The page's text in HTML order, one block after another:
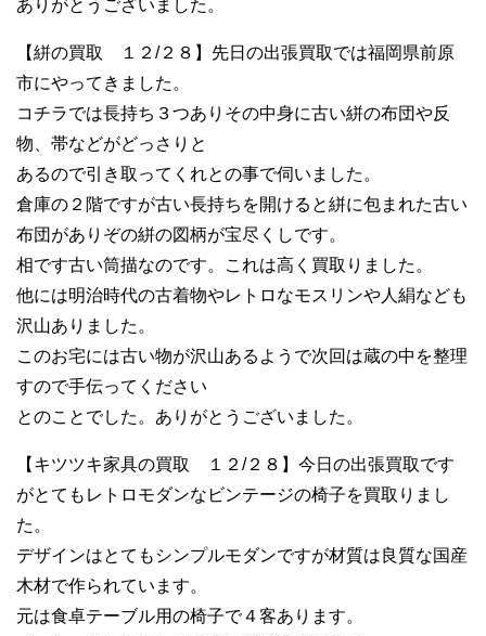
ありがとうございました。
【絣の買取 １２/２８】先日の出張買取では福岡県前原
市にやってきました。
コチラでは長持ち３つありその中身に古い絣の布団や反
物、帯などがどっさりと
あるので引き取ってくれとの事で伺いました。
倉庫の２階ですが古い長持ちを開けると絣に包まれた古い
布団がありぞの絣の図柄が宝尽くしです。
相です古い筒描なのです。これは高く買取りました。
他には明治時代の古着物やレトロなモスリンや人絹なども
沢山ありました。
このお宅には古い物が沢山あるようで次回は蔵の中を整理
すので手伝ってください
とのことでした。ありがとうございました。
【キツツキ家具の買取 １２/２８】今日の出張買取です
がとてもレトロモダンなビンテージの椅子を買取りまし
た。
デザインはとてもシンプルモダンですが材質は良質な国産
木材で作られています。
元は食卓テーブル用の椅子で４客あります。